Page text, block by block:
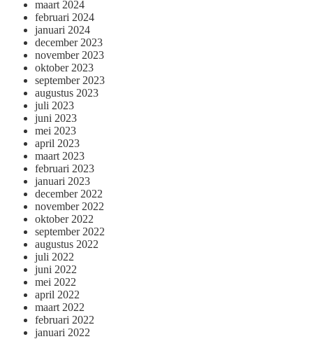
maart 2024
februari 2024
januari 2024
december 2023
november 2023
oktober 2023
september 2023
augustus 2023
juli 2023
juni 2023
mei 2023
april 2023
maart 2023
februari 2023
januari 2023
december 2022
november 2022
oktober 2022
september 2022
augustus 2022
juli 2022
juni 2022
mei 2022
april 2022
maart 2022
februari 2022
januari 2022